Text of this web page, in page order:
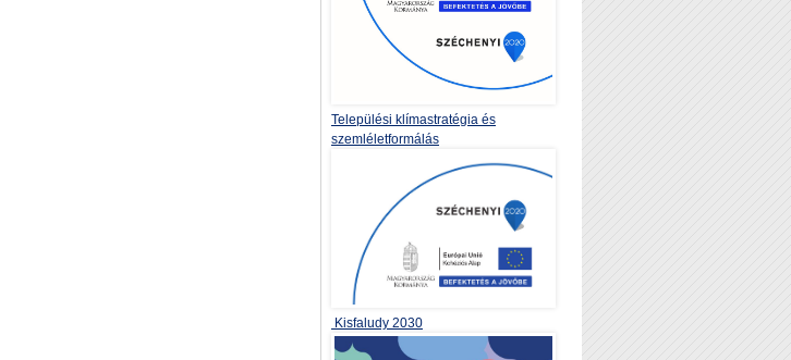
Települési klímastratégia és
szemléletformálás
Kisfaludy 2030